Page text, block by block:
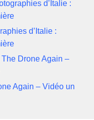
d’Italie :
d’Italie :
The Drone Again –
Again – Vidéo un